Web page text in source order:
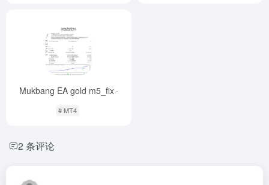
Mukbang EA gold m5_fix-
# MT4
2 条评论